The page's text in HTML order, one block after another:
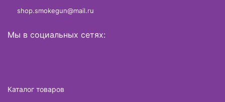
shop.smokegun@mail.ru
Мы в социальных сетях:
Каталог товаров